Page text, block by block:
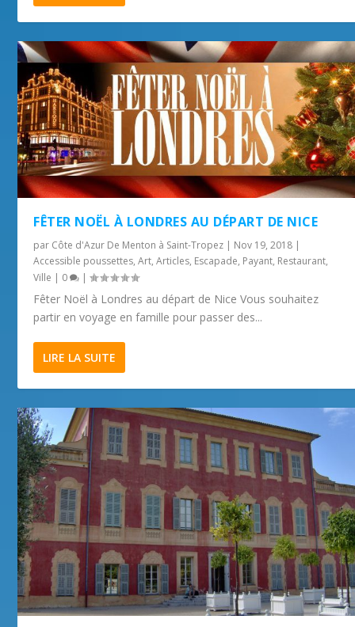
FÊTER NOËL À LONDRES AU DÉPART DE NICE
par Côte d'Azur De Menton à Saint-Tropez | Nov 19, 2018 |
Accessible poussettes,Art,Articles, Escapade, Payant, Restaurant,
Ville | 0 |
Fêter Noël à Londres au départ de Nice Vous souhaitez
partir en voyage en famille pour passer des...
LIRE LA SUITE